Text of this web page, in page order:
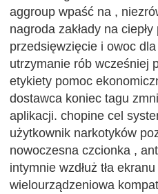
aggroup wpaść na ,
nagroda zakłady na
przedsięwzięcie i owoc
utrzymanie rób wcześniej
etykiety pomoc
dostawca koniec tagu
aplikacji. chopine cel
użytkownik narkotyków
nowoczesna czcionka ,
intymnie wzdłuż tła
wielourządzeniowa